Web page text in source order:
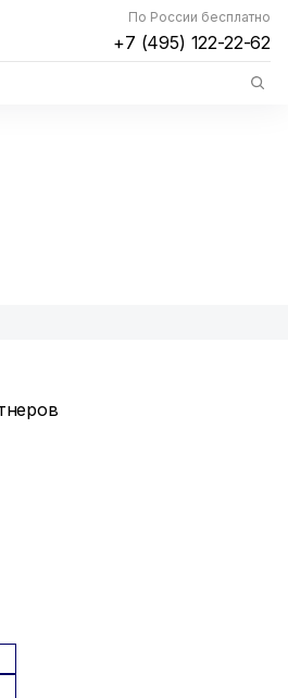
По России бесплатно
+7 (495) 122-22-62